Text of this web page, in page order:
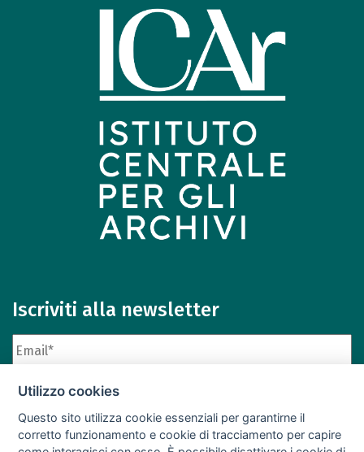
Iscriviti alla newsletter
Utilizzo cookies
Questo sito utilizza cookie essenziali per garantirne il
corretto funzionamento e cookie di tracciamento per capire